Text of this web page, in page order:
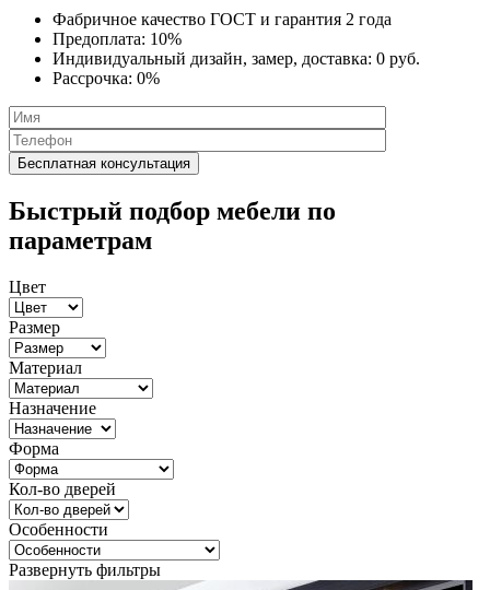
Фабричное качество ГОСТ и гарантия 2 года
Предоплата: 10%
Индивидуальный дизайн, замер, доставка: 0 руб.
Рассрочка: 0%
Быстрый подбор мебели по
параметрам
Цвет
Размер
Материал
Назначение
Форма
Кол-во дверей
Особенности
Развернуть фильтры